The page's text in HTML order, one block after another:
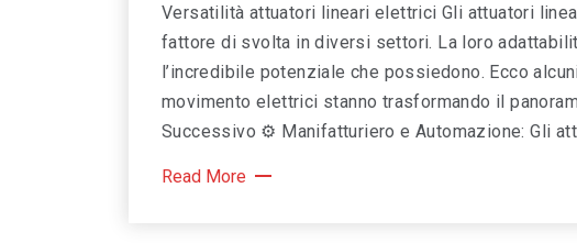
Versatilità attuatori lineari elettrici Gli attuatori
fattore di svolta in diversi settori. La loro
l’incredibile potenziale che possiedono. Ecco
movimento elettrici stanno trasformando il
Successivo ⚙️ Manifatturiero e Automazione: Gli
Read More